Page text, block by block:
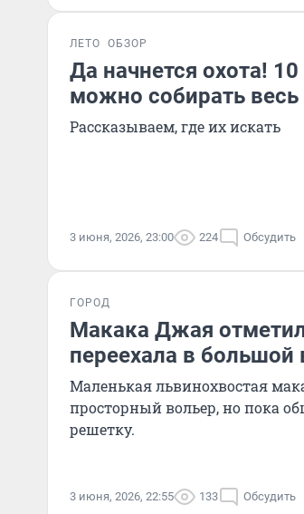
ЛЕТО ОБЗОР
Да начнется охота!
можно собирать
Рассказываем, где их искать
3 июня, 2026, 23:00 224 Обсудить
ГОРОД
Макака Джая
переехала в большой
Маленькая львинохвостая
просторный вольер, но пока
решетку.
3 июня, 2026, 22:55 133 Обсудить